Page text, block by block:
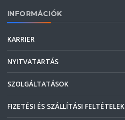
INFORMÁCIÓK
KARRIER
NYITVATARTÁS
SZOLGÁLTATÁSOK
FIZETÉSI ÉS SZÁLLÍTÁSI FELTÉTELEK